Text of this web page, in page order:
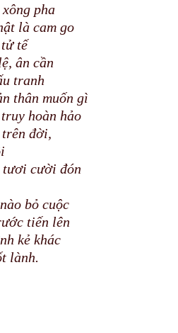
pha
là cam go
tế
ân cần
tranh
thân muốn gì
hoàn hảo
trên đời,
tươi cười đón
bỏ cuộc
tiến lên
kẻ khác
lành.